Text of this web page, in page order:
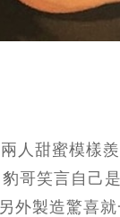
人甜蜜模樣
哥笑言自己
外製造驚喜